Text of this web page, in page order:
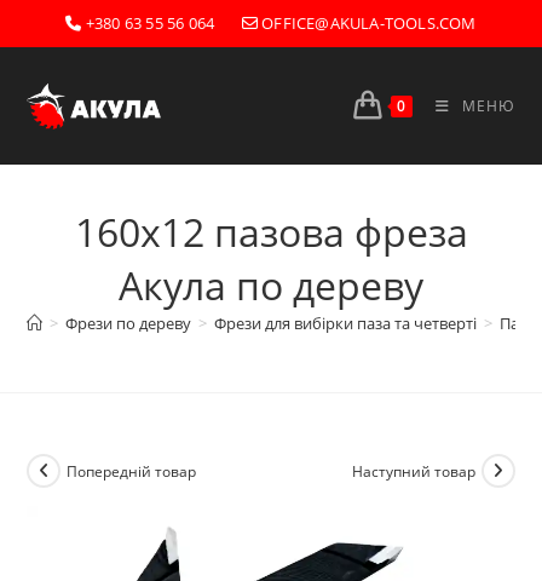
Перейти
до
+380 63 55 56 064 OFFICE@AKULA-TOOLS.COM
0 МЕНЮ
160х12 пазова фреза
Акула по дереву
> Фрези по дереву > Фрези для вибірки паза та четверті >
Попередній товар Наступний товар